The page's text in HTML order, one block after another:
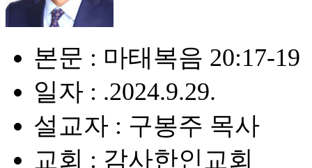
본문 : 마태복음 20:17-19
일자 : .2024.9.29.
설교자 : 구봉주 목사
교회 : 감사한인교회